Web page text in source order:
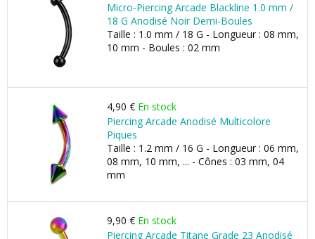
Micro-Piercing Arcade Blackline 1.0 mm /
18 G Anodisé Noir Demi-Boules
Taille : 1.0 mm / 18 G - Longueur : 08 mm,
10 mm - Boules : 02 mm
4,90 € En stock
Piercing Arcade Anodisé Multicolore
Piques
Taille : 1.2 mm / 16 G - Longueur : 06 mm,
08 mm, 10 mm, ... - Cônes : 03 mm, 04
mm
9,90 € En stock
Piercing Arcade Titane Grade 23 Anodisé